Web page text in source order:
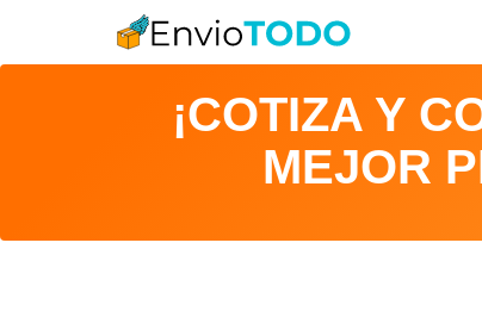
¡COTIZA Y
MEJOR